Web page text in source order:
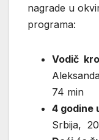
nagrade u
programa:
Vodič
74 min
4 godine
Srbija,